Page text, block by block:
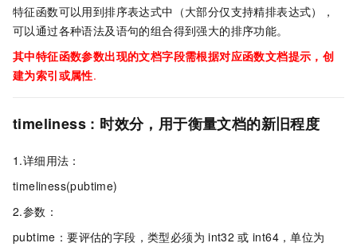
特征函数可以用到排序表达式中（大部分仅支持精排表达式），
可以通过各种语法及语句的组合得到强大的排序功能。
其中特征函数参数出现的文档字段需根据对应函数文档提示，创
建为索引或属性.
timeliness : 时效分，用于衡量文档的新旧程度
1.详细用法：
timeliness(pubtime)
2.参数：
pubtime：要评估的字段，类型必须为 int32 或 int64，单位为